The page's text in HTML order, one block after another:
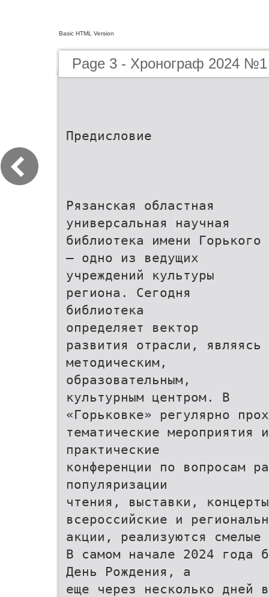
Basic HTML Version
Page 3 - Хронограф 2024 №1
Предисловие
Рязанская областная
универсальная научная
библиотека имени Горького
– одно из ведущих
учреждений культуры
региона. Сегодня
библиотека
определяет вектор
развития отрасли, являясь
методическим,
образовательным,
культурным центром. В
«Горьковке» регулярно
тематические
практические
конференции по вопросам
популяризации
чтения, выставки,
всероссийские и
акции, реализуются смелые
В самом начале 2024 года
День Рождения, а
еще через несколько дней